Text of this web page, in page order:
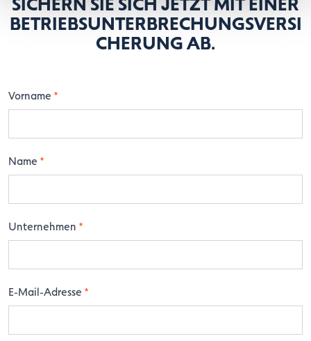
BETRIEBSUNTERBRECHUNGSVERSI
CHERUNG AB.
Vorname *
Name *
Unternehmen *
E-Mail-Adresse *